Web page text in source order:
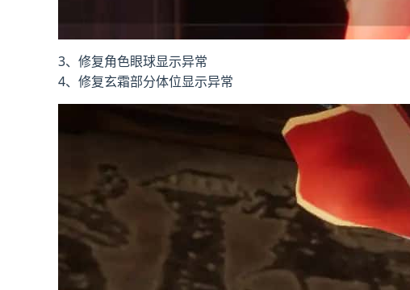
3、修复角色眼球显示异常
4、修复玄霜部分体位显示异常